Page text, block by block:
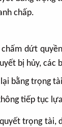
chấp.
dứt
bị hủy, các
bằng trọng
tiếp tục
trọng tài,